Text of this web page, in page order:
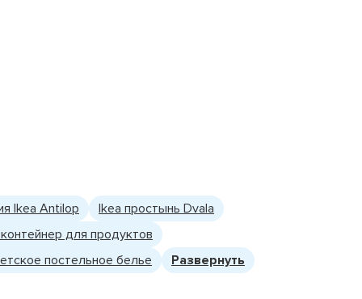
Ikea Antilop
Ikea простынь Dvala
для продуктов
постельное белье
Развернуть